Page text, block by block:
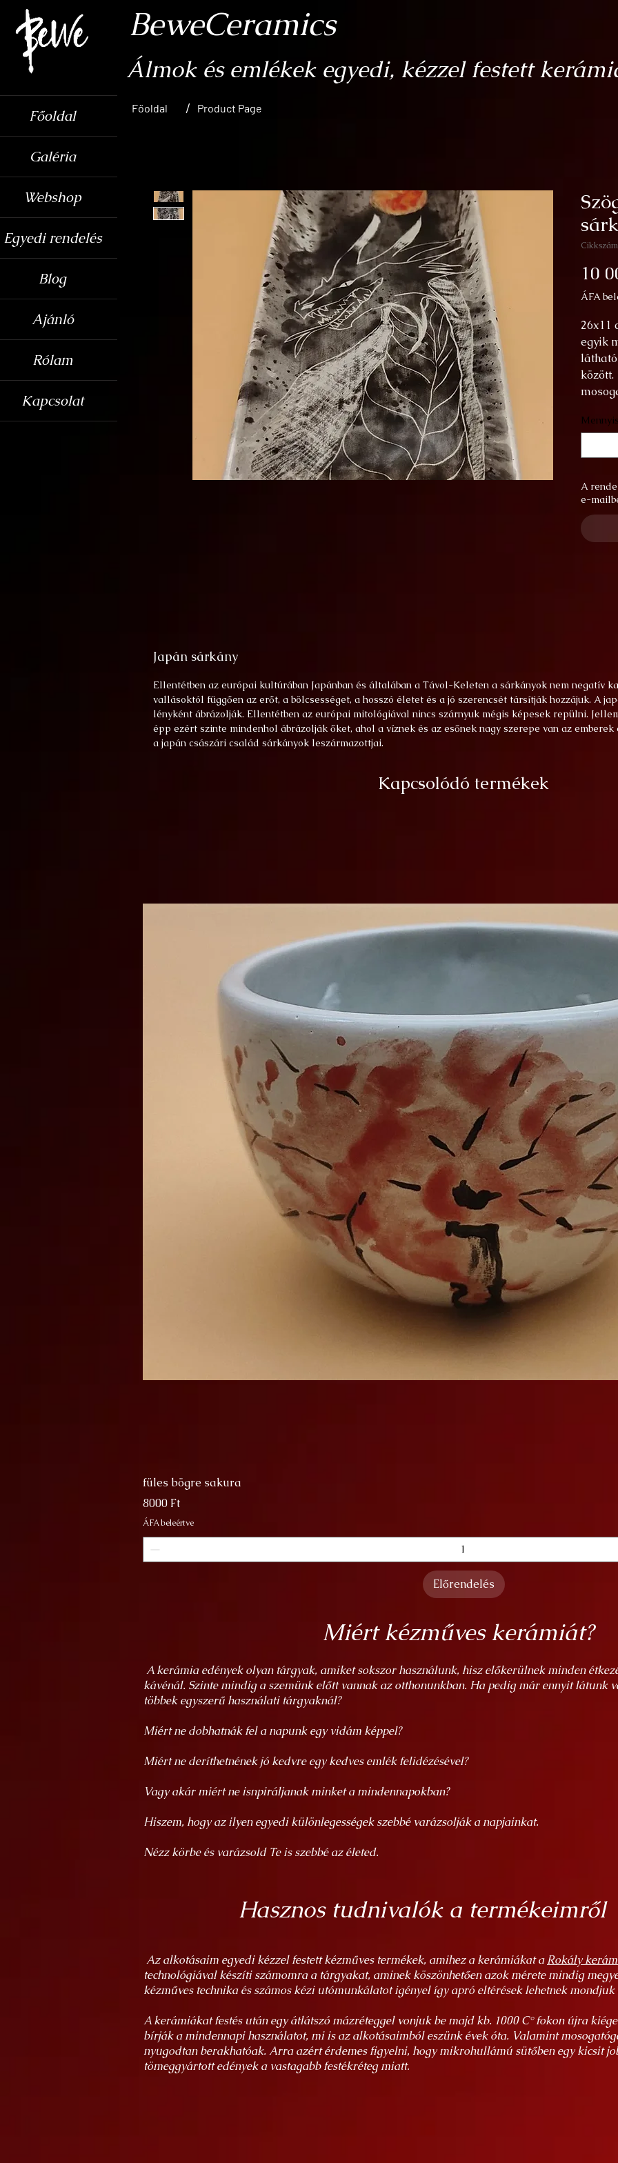
BeweCeramics
Álmok és emlékek egyedi, kézzel festett
10
ÁFA
26x11
egyik
A
e-
Japán sárkány
Ellentétben az európai kultúrában Japánban és általában a Távol-Keleten a sárkányok nem negatív
vallásoktól függően az erőt, a bölcsességet, a hosszó életet és a jó szerencsét társítják hozzájuk. A
lényként ábrázolják. Ellentétben az európai mitológiával nincs szárnyuk mégis képesek repülni.
épp ezért szinte mindenhol ábrázolják őket, ahol a víznek és az esőnek nagy szerepe van az
a japán császári család sárkányok leszármazottjai.
Kapcsolódó termékek
füles bögre sakura
Ár
8000 Ft
ÁFA beleértve
Előrendelés
Miért kézműves kerámiát?
A kerámia edények olyan tárgyak, amiket sokszor használunk, hisz előkerülnek minden
kávénál. Szinte mindig a szemünk előtt vannak az otthonunkban. Ha pedig már ennyit látunk
többek egyszerű használati tárgyaknál?
Miért ne dobhatnák fel a napunk egy vidám képpel?
Miért ne deríthetnének jó kedvre egy kedves emlék felidézésével?
Vagy akár miért ne isnpiráljanak minket a mindennapokban?
Hiszem, hogy az ilyen egyedi különlegességek szebbé varázsolják a napjainkat.
Nézz körbe és varázsold Te is szebbé az életed.
Hasznos tudnivalók a termékeimről
Az alkotásaim egyedi kézzel festett kézműves termékek, amihez a kerámiákat aRokály
technológiával készíti számomra a tárgyakat, aminek köszönhetően azok mérete mindig
kézműves technika és számos kézi utómunkálatot igényel így apró eltérések lehetnek mondjuk
A kerámiákat festés után egy átlátszó mázréteggel vonjuk be majd kb. 1000 C° fokon újra
bírják a mindennapi használatot, mi is az alkotásaimból eszünk évek óta. Valamint
nyugodtan berakhatóak. Arra azért érdemes figyelni, hogy mikrohullámú sütőben egy kicsit
tömeggyártott edények a vastagabb festékréteg miatt.
Főoldal
Galéria
Webshop
Egyedi rendelés
Blog
Ajánló
Rólam
Kapcsolat
Főoldal / Product Page